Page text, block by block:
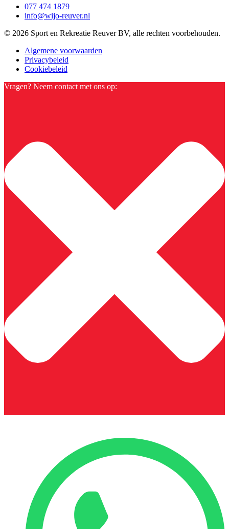
077 474 1879
info@wijo-reuver.nl
© 2026 Sport en Rekreatie Reuver BV, alle rechten voorbehouden.
Algemene voorwaarden
Privacybeleid
Cookiebeleid
Vragen? Neem contact met ons op: